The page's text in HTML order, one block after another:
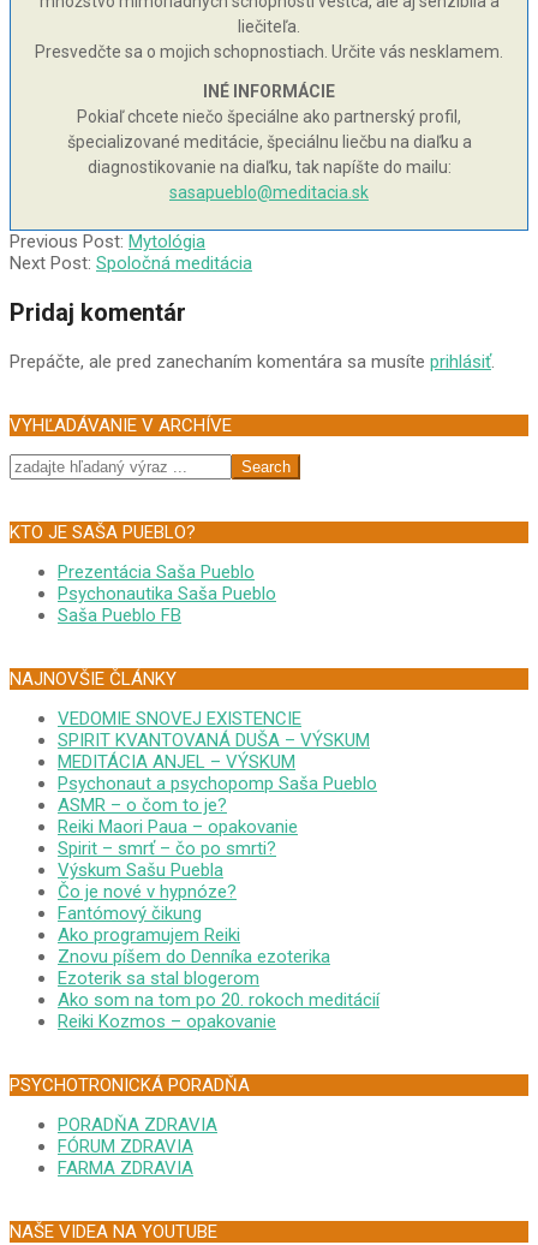
liečiteľa.
Presvedčte sa o mojich schopnostiach. Určite vás nesklamem.
INÉ INFORMÁCIE
Pokiaľ chcete niečo špeciálne ako partnerský profil,
špecializované meditácie, špeciálnu liečbu na diaľku a
diagnostikovanie na diaľku, tak napíšte do mailu:
sasapueblo@meditacia.sk
2002-
07-
Previous Post: Mytológia
Next Post: Spoločná meditácia
Pridaj komentár
Prepáčte, ale pred zanechaním komentára sa musíte prihlásiť.
VYHĽADÁVANIE V ARCHÍVE
Search
KTO JE SAŠA PUEBLO?
Prezentácia Saša Pueblo
Psychonautika Saša Pueblo
Saša Pueblo FB
NAJNOVŠIE ČLÁNKY
VEDOMIE SNOVEJ EXISTENCIE
SPIRIT KVANTOVANÁ DUŠA – VÝSKUM
MEDITÁCIA ANJEL – VÝSKUM
Psychonaut a psychopomp Saša Pueblo
ASMR – o čom to je?
Reiki Maori Paua – opakovanie
Spirit – smrť – čo po smrti?
Výskum Sašu Puebla
Čo je nové v hypnóze?
Fantómový čikung
Ako programujem Reiki
Znovu píšem do Denníka ezoterika
Ezoterik sa stal blogerom
Ako som na tom po 20. rokoch meditácií
Reiki Kozmos – opakovanie
PSYCHOTRONICKÁ PORADŇA
PORADŇA ZDRAVIA
FÓRUM ZDRAVIA
FARMA ZDRAVIA
NAŠE VIDEA NA YOUTUBE